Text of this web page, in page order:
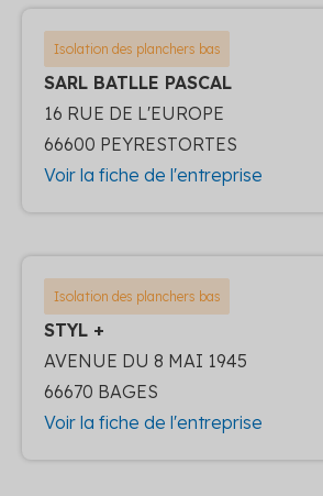
Isolation des planchers bas
SARL BATLLE PASCAL
16 RUE DE L'EUROPE
66600 PEYRESTORTES
Voir la fiche de l'entreprise
Isolation des planchers bas
STYL +
AVENUE DU 8 MAI 1945
66670 BAGES
Voir la fiche de l'entreprise